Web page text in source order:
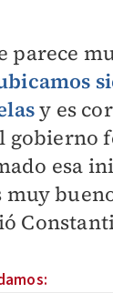
parece
y es
gobierno
esa
muy